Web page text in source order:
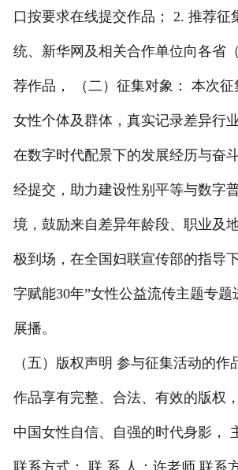
口按要求在线提交作品； 2. 推荐征
统、新华网及相关合作单位向各省
荐作品， （二）征集对象： 本次征
女性个体及群体，真实记录差异行
在数字时代配景下的发展经历与奋
经提交，助力建设性别平等与数字
境，鼓励来自差异年龄段、职业及
极到场，在全国妇联宣传部的指导
字赋能30年”女性公益流传主题专题
展播。
（五）版权声明 参与征集活动的作
作品享有完整、合法、有效的版权
中国女性自信、自强的时代身影，